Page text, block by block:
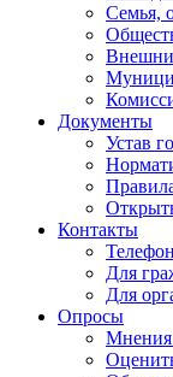
Семья,
Документы
Устав
Контакты
Для
Для
Опросы
Мнения